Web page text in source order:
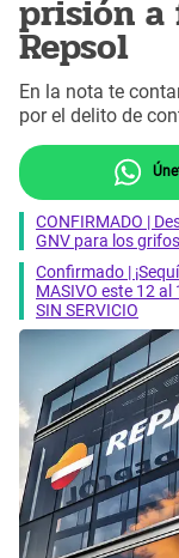
prisión a
Repsol
En la nota te
por el delito de
CONFIRMADO |
GNV para los
Confirmado |
MASIVO este 12
SIN SERVICIO